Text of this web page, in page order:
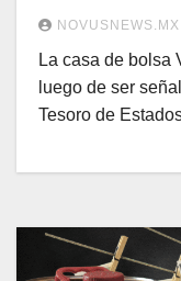
NOVUSNEWS.MX
La casa de bolsa
luego de ser
Tesoro de